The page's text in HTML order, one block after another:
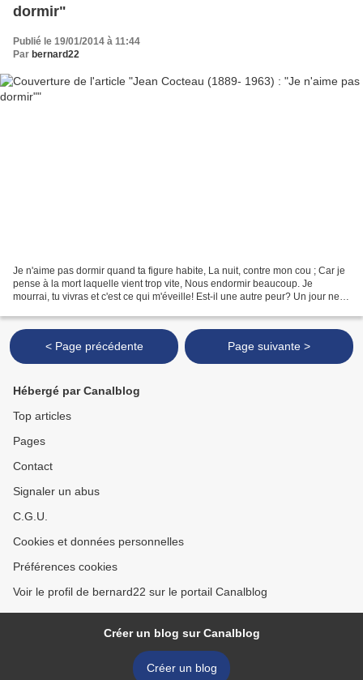
dormir"
Publié le 19/01/2014 à 11:44
Par bernard22
Je n'aime pas dormir quand ta figure habite, La nuit, contre mon cou ; Car je
pense à la mort laquelle vient trop vite, Nous endormir beaucoup. Je
mourrai, tu vivras et c'est ce qui m'éveille! Est-il une autre peur? Un jour ne
< Page précédente Page suivante >
Hébergé par Canalblog
Top articles
Pages
Contact
Signaler un abus
C.G.U.
Cookies et données personnelles
Préférences cookies
Voir le profil de bernard22 sur le portail Canalblog
Créer un blog sur Canalblog
Créer un blog